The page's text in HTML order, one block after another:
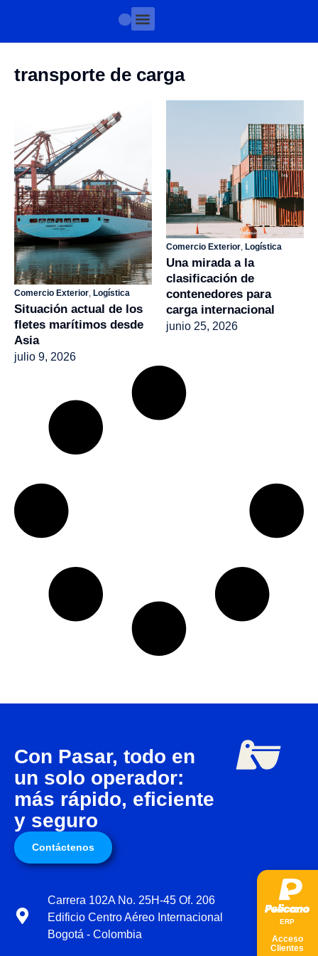
transporte de carga
Comercio Exterior Logística
Situación actual de los
fletes marítimos desde
Asia
julio 9, 2026
Comercio Exterior, Logística
Una mirada a la
clasificación de
contenedores para
carga internacional
junio 25, 2026
Con Pasar, todo en
un solo operador:
más rápido, eficiente
y seguro
Contáctenos
Carrera 102A No. 25H-45 Of. 206
Edificio Centro Aéreo Internacional
Bogotá - Colombia
ERP
Acceso
Clientes